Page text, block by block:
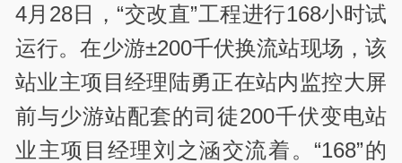
4月28日，“交改直”工程进行168小时试
运行。在少游±200千伏换流站现场，该
站业主项目经理陆勇正在站内监控大屏
前与少游站配套的司徒200千伏变电站
业主项目经理刘之涵交流着。“168”的